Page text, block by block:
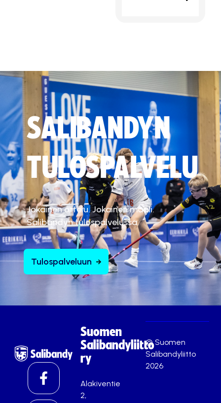
SALIBANDYN
TULOSPALVELU
Jokainen ottelu. Jokainen maali.
Salibandyn tulospalvelussa.
Tulospalveluun
Suomen
Salibandyliitto
ry
Alakiventie
2,
© Suomen
Salibandyliitto
2026